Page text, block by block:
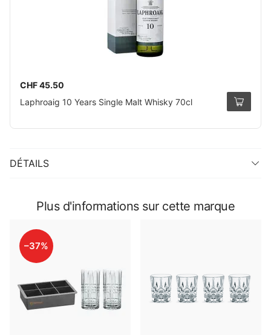
CHF 45.50
Laphroaig 10 Years Single Malt Whisky 70cl
DÉTAILS
Plus d'informations sur cette marque
–37%